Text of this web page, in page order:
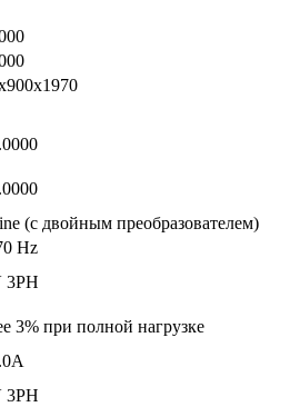
(с двойным преобразователем)
Hz
3PH
3% при полной нагрузке
3PH